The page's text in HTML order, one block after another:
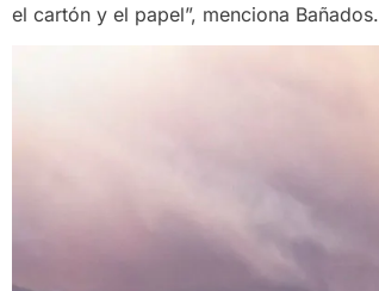
el cartón y el papel”, menciona Bañados.